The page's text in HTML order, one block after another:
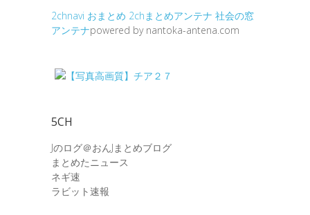
2chnavi おまとめ 2chまとめアンテナ 社会の窓
アンテナpowered by nantoka-antena.com
5CH
Jのログ＠おんJまとめブログ
まとめたニュース
ネギ速
ラビット速報